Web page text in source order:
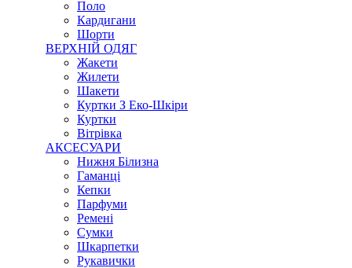
Поло
Кардигани
Шорти
ВЕРХНІЙ ОДЯГ
Жакети
Жилети
Шакети
Куртки З Еко-Шкіри
Куртки
Вітрівка
АКСЕСУАРИ
Нижня Білизна
Гаманці
Кепки
Парфуми
Ремені
Сумки
Шкарпетки
Рукавички